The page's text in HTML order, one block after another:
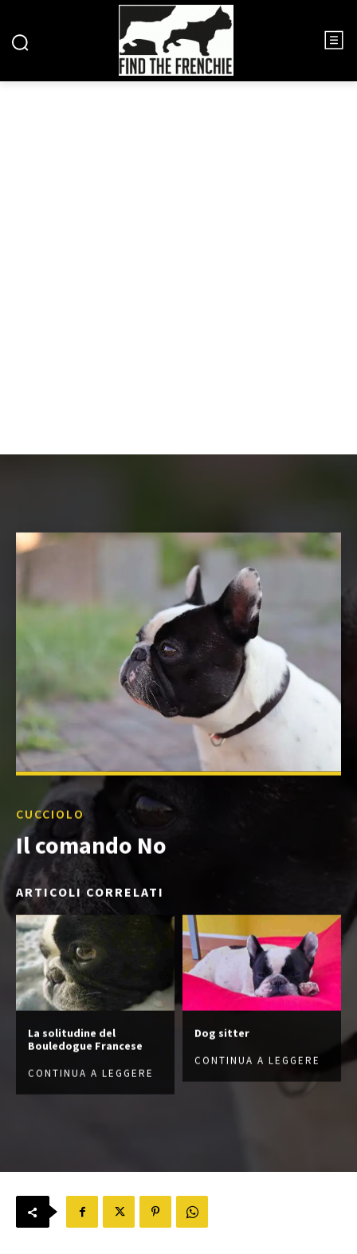
CUCCIOLO
Il comando No
ARTICOLI CORRELATI
La solitudine del
Bouledogue Francese
CONTINUA A LEGGERE
Dog sitter
CONTINUA A LEGGERE